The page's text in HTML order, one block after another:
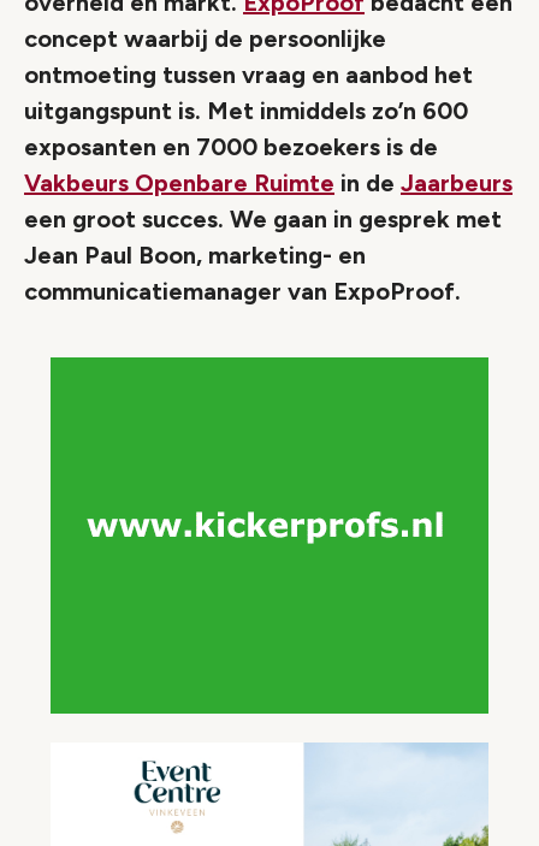
concept waarbij de persoonlijke
ontmoeting tussen vraag en aanbod het
uitgangspunt is. Met inmiddels zo’n 600
exposanten en 7000 bezoekers is de
Vakbeurs Openbare Ruimte in de Jaarbeurs
een groot succes. We gaan in gesprek met
Jean Paul Boon, marketing- en
communicatiemanager van ExpoProof.